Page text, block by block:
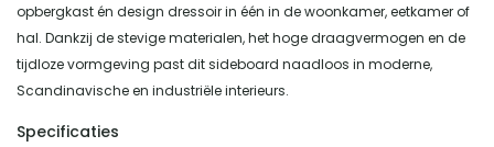
opbergkast én design dressoir in één in de woonkamer, eetkamer of
hal. Dankzij de stevige materialen, het hoge draagvermogen en de
tijdloze vormgeving past dit sideboard naadloos in moderne,
Scandinavische en industriële interieurs.
Specificaties